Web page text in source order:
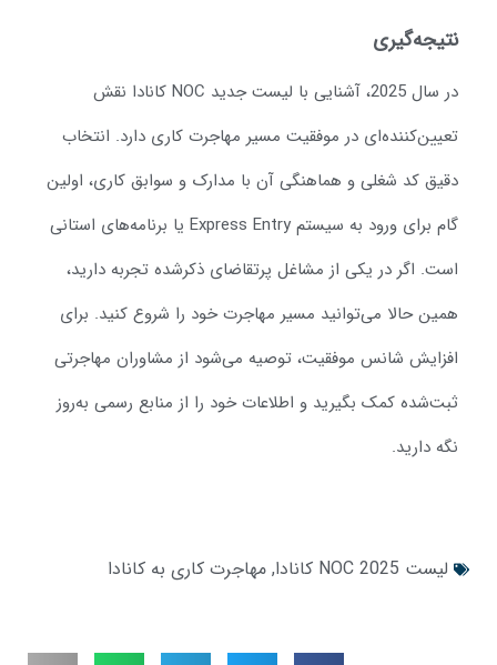
در سال 2025، آشنایی با لیست جدید NOC کانادا نقش
در موفقیت مسیر مهاجرت کاری دارد. انتخاب
کد شغلی و هماهنگی آن با مدارک و سوابق کاری، اولین
گام برای ورود به سیستم Express Entry یا برنامه‌های استانی
اگر در یکی از مشاغل پرتقاضای ذکرشده تجربه دارید،
حالا می‌توانید مسیر مهاجرت خود را شروع کنید. برای
شانس موفقیت، توصیه می‌شود از مشاوران مهاجرتی
کمک بگیرید و اطلاعات خود را از منابع رسمی به‌روز
دارید.
لیست NOC 2025 کانادا ,مهاجرت کاری به کانادا